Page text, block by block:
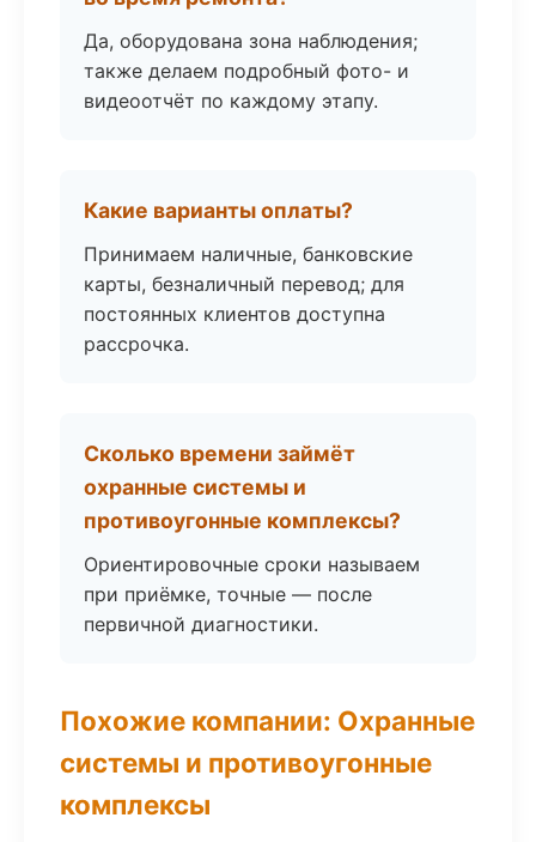
Да, оборудована зона наблюдения;
также делаем подробный фото- и
видеоотчёт по каждому этапу.
Какие варианты оплаты?
Принимаем наличные, банковские
карты, безналичный перевод; для
постоянных клиентов доступна
рассрочка.
Сколько времени займёт
охранные системы и
противоугонные комплексы?
Ориентировочные сроки называем
при приёмке, точные — после
первичной диагностики.
Похожие компании: Охранные
системы и противоугонные
комплексы